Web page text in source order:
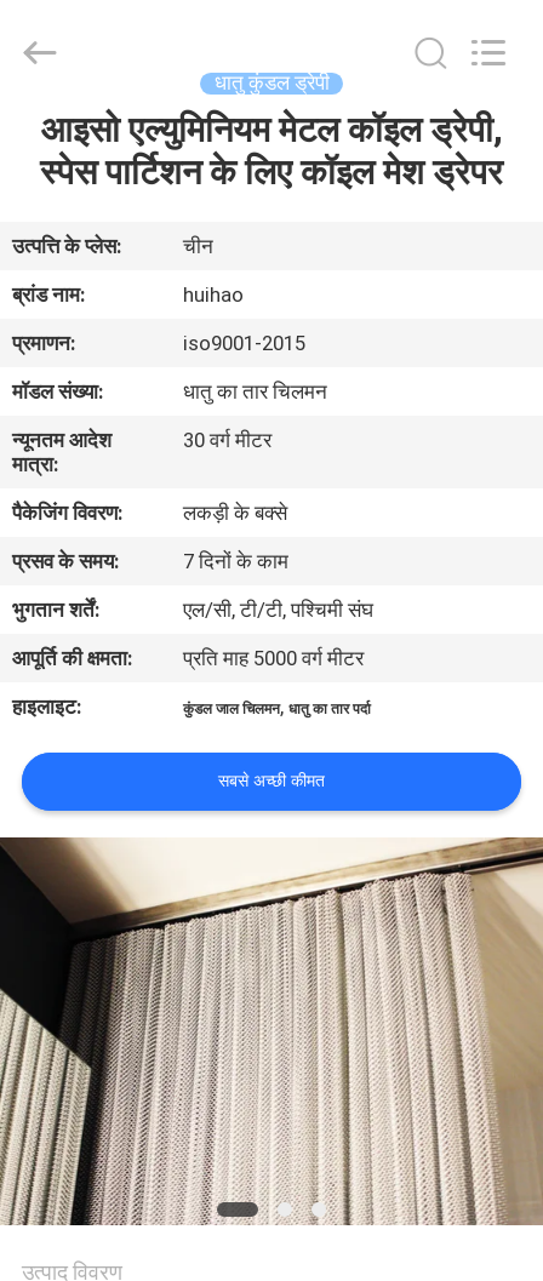
हमारे
बारे
कारखाने
का
गुणवत्ता
नियंत्रण
संपर्क
करें
समाचार
साइटमैप
PRIVACY
POLICY
Mesh
Product
Reserved.
धातु कुंडल ड्रेपी
आइसो एल्युमिनियम मेटल कॉइल ड्रेपी,
स्पेस पार्टिशन के लिए कॉइल मेश ड्रेपर
उत्पत्ति के प्लेस:
चीन
ब्रांड नाम:
huihao
प्रमाणन:
iso9001-2015
मॉडल संख्या:
धातु का तार चिलमन
न्यूनतम आदेश
मात्रा:
30 वर्ग मीटर
पैकेजिंग विवरण:
लकड़ी के बक्से
प्रसव के समय:
7 दिनों के काम
भुगतान शर्तें:
एल/सी, टी/टी, पश्चिमी संघ
आपूर्ति की क्षमता:
प्रति माह 5000 वर्ग मीटर
हाइलाइट:
कुंडल जाल चिलमन,धातु का तार पर्दा
सबसे अच्छी कीमत
उत्पाद विवरण